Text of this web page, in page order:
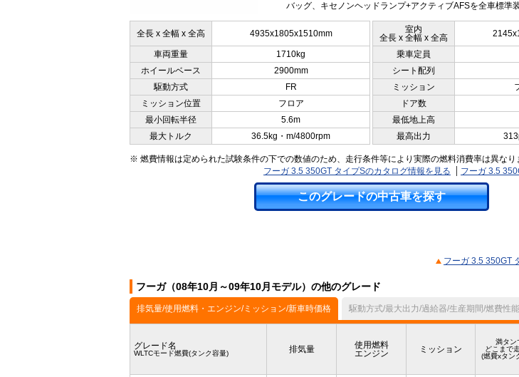
バッグ、キセノンヘッドランプ+アクティブAFSを全車標準
全長 x 全幅 x 全高 4935x1805x1510mm
室内
全長 x 全幅 x 全高
車両重量 1710kg 乗車定員
ホイールベース
2900mm シート配列
駆動方式
FR ミッション
ミッション位置
フロア ドア数
最小回転半径
5.6m 最低地上高
最大トルク
36.5kg・m/4800rpm 最高出力
※ 燃費情報は定められた試験条件の下での数値のため、走行条件等により実際の燃料消費率は異なり
フーガ 3.5 350GT タイプSのカタログ情報を見る
フーガ 3.5
このグレードの中古車を探す
フーガ 3.5 350GT
フーガ（08年10月～09年10月モデル）の他のグレード
排気量/使用燃料・エンジン/ミッション/新車時価格 駆動方式/最大出力/過給器/生産期間/燃費性能
グレード名
WLTCモード燃費(タンク容量) 排気量
使用燃料
エンジン
ミッション
満タン
どこまで
(燃費xタン